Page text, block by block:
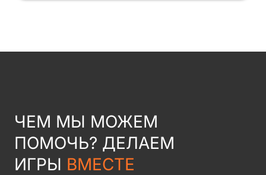
ЧЕМ МЫ МОЖЕМ
ПОМОЧЬ? ДЕЛАЕМ
ИГРЫ ВМЕСТЕ